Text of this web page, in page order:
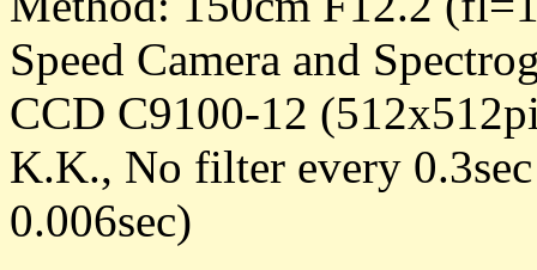
Speed Camera and
CCD C9100-12
K.K., No filter every
0.006sec)